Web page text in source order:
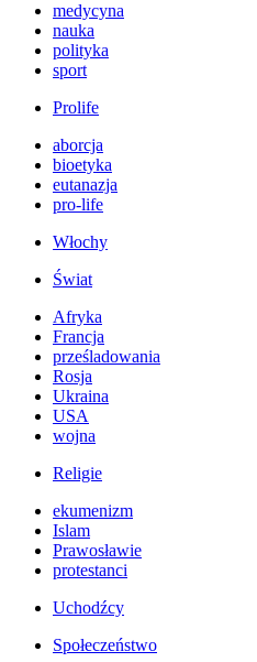
medycyna
nauka
polityka
sport
Prolife
aborcja
bioetyka
eutanazja
pro-life
Włochy
Świat
Afryka
Francja
prześladowania
Rosja
Ukraina
USA
wojna
Religie
ekumenizm
Islam
Prawosławie
protestanci
Uchodźcy
Społeczeństwo